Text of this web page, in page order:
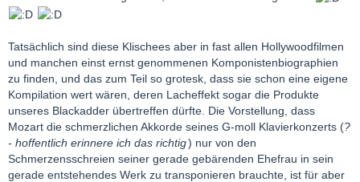
Tatsächlich sind diese Klischees aber in fast allen Hollywoodfilmen
und manchen einst ernst genommenen Komponistenbiographien
zu finden, und das zum Teil so grotesk, dass sie schon eine eigene
Kompilation wert wären, deren Lacheffekt sogar die Produkte
unseres Blackadder übertreffen dürfte. Die Vorstellung, dass
Mozart die schmerzlichen Akkorde seines G-moll Klavierkonzerts (?
- hoffentlich erinnere ich das richtig) nur von den
Schmerzensschreien seiner gerade gebärenden Ehefrau in sein
gerade entstehendes Werk zu transponieren brauchte, ist für aber